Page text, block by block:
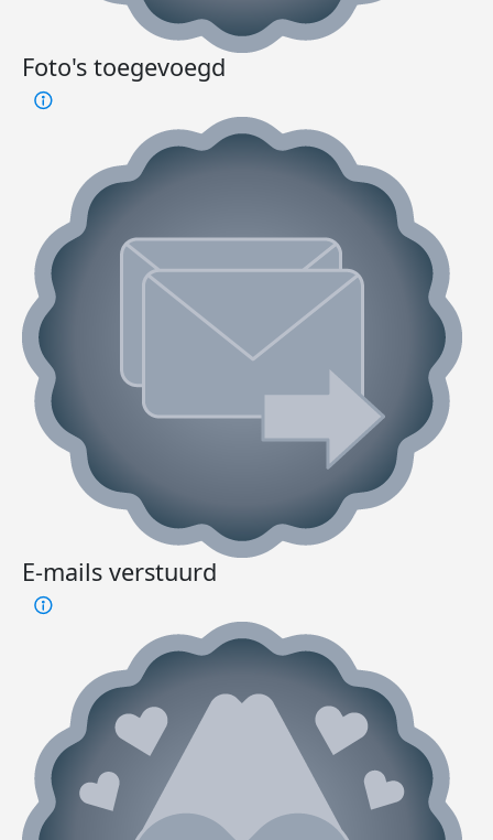
Foto's toegevoegd
E-mails verstuurd